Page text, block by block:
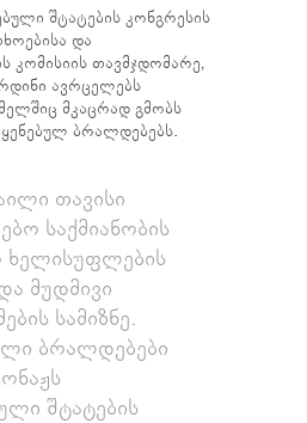
შტატების კონგრესის
და
კომისიის თავმჯდომარე,
ავრცელებს
მკაცრად გმობს
ბრალდებებს.
თავისი
საქმიანობის
ხელისუფლების
მუდმივი
სამიზნე.
ბრალდებები
შტატების